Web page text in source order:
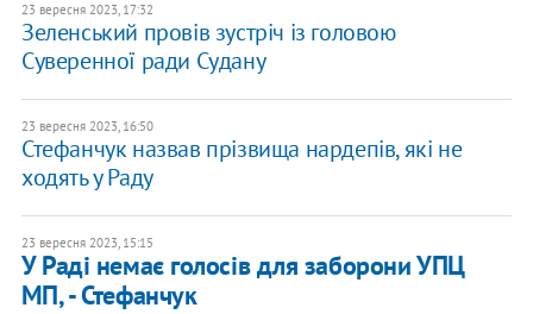
23 вересня 2023, 17:32
Зеленський провів зустріч із головою
Суверенної ради Судану
23 вересня 2023, 16:50
Стефанчук назвав прізвища нардепів, які не
ходять у Раду
23 вересня 2023, 15:15
У Раді немає голосів для заборони УПЦ
МП, - Стефанчук